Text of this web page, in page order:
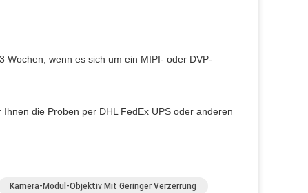
Wochen, wenn es sich um ein MIPI- oder DVP-
die Proben per DHL FedEx UPS oder anderen
Kamera-Modul-Objektiv Mit Geringer Verzerrung